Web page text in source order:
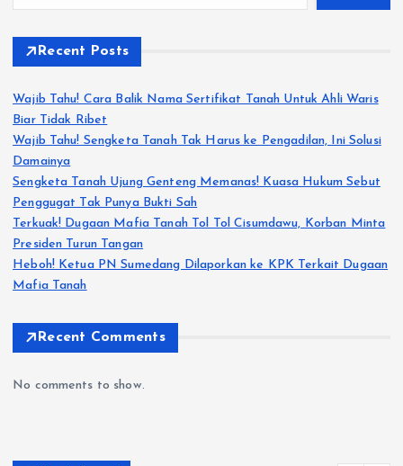
Recent Posts
Wajib Tahu! Cara Balik Nama Sertifikat Tanah Untuk Ahli Waris
Biar Tidak Ribet
Wajib Tahu! Sengketa Tanah Tak Harus ke Pengadilan, Ini Solusi
Damainya
Sengketa Tanah Ujung Genteng Memanas! Kuasa Hukum Sebut
Penggugat Tak Punya Bukti Sah
Terkuak! Dugaan Mafia Tanah Tol Tol Cisumdawu, Korban Minta
Presiden Turun Tangan
Heboh! Ketua PN Sumedang Dilaporkan ke KPK Terkait Dugaan
Mafia Tanah
Recent Comments
No comments to show.